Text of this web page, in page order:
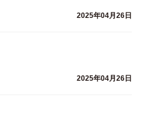
2025年04月26日
2025年04月26日